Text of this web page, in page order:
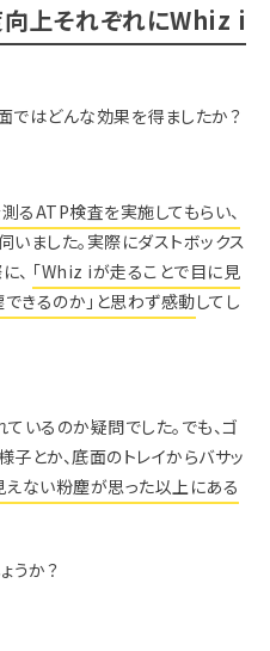
向上それぞれにWhiz i
ではどんな効果を得ましたか？
るATP検査を実施してもらい、
いました。実際にダストボックス
、 「Whiz iが走ることで目に見
きるのか」と思わず感動してし
いるのか疑問でした。でも、ゴ
とか、底面のトレイからバサッ
えない粉塵が思った以上にある
うか？